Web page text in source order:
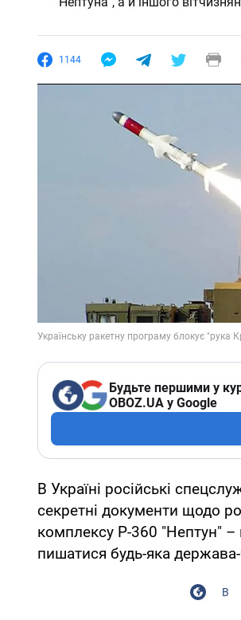
1144
Будьте першими у
OBOZ.UA у Google
В Україні російські
секретні документи щодо
комплексу Р-360 "Нептун" –
пишатися будь-яка